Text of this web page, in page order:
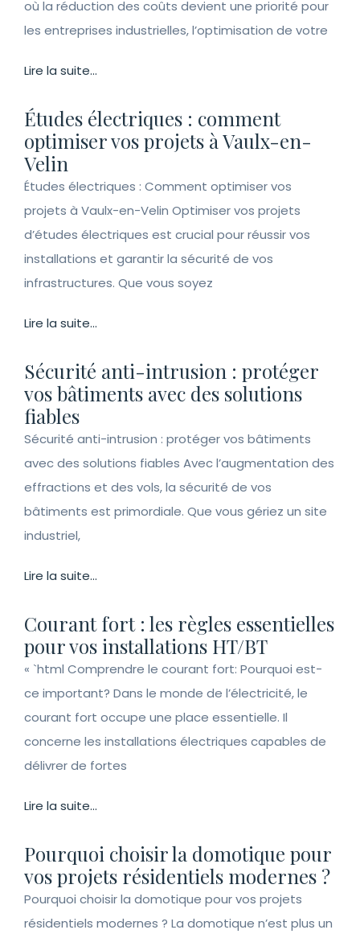
où la réduction des coûts devient une priorité pour
les entreprises industrielles, l’optimisation de votre
Lire la suite...
Études électriques : comment
optimiser vos projets à Vaulx-en-
Velin
Études électriques : Comment optimiser vos
projets à Vaulx-en-Velin Optimiser vos projets
d’études électriques est crucial pour réussir vos
installations et garantir la sécurité de vos
infrastructures. Que vous soyez
Lire la suite...
Sécurité anti-intrusion : protéger
vos bâtiments avec des solutions
fiables
Sécurité anti-intrusion : protéger vos bâtiments
avec des solutions fiables Avec l’augmentation des
effractions et des vols, la sécurité de vos
bâtiments est primordiale. Que vous gériez un site
industriel,
Lire la suite...
Courant fort : les règles essentielles
pour vos installations HT/BT
« `html Comprendre le courant fort: Pourquoi est-
ce important? Dans le monde de l’électricité, le
courant fort occupe une place essentielle. Il
concerne les installations électriques capables de
délivrer de fortes
Lire la suite...
Pourquoi choisir la domotique pour
vos projets résidentiels modernes ?
Pourquoi choisir la domotique pour vos projets
résidentiels modernes ? La domotique n’est plus un